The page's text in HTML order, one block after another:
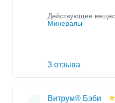
Действующее
Минералы
3 отзыва
Витрум® Бэби